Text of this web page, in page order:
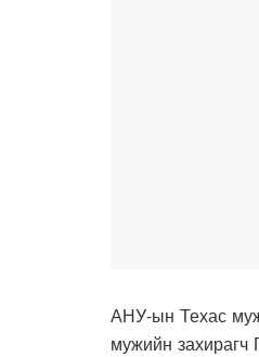
АНУ-ын Техас
мужийн захирагч